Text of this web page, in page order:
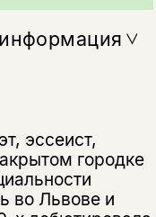
эссеист,
городке
во Львове и